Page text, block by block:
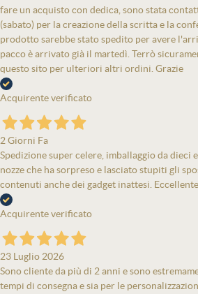
fare un acquisto con dedica, sono stata
(sabato) per la creazione della scritta e la
prodotto sarebbe stato spedito per avere
pacco è arrivato già il martedì. Terrò
questo sito per ulteriori altri ordini. Grazie
Acquirente verificato
2 Giorni Fa
Spedizione super celere, imballaggio da dieci
nozze che ha sorpreso e lasciato stupiti gli
contenuti anche dei gadget inattesi.
Acquirente verificato
23 Luglio 2026
Sono cliente da più di 2 anni e sono
tempi di consegna e sia per le